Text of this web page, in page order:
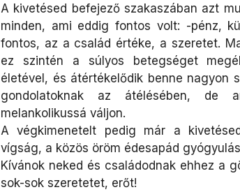
A kivetésed befejező szakaszában azt
minden, ami eddig fontos volt: -pénz,
fontos, az a család értéke, a szeretet.
ez szintén a súlyos betegséget
életével, és átértékelődik benne nagyon
gondolatoknak az átélésében, de
melankolikussá váljon.
A végkimenetelt pedig már a
vígság, a közös öröm édesapád
Kívánok neked és családodnak ehhez a
sok-sok szeretetet, erőt!